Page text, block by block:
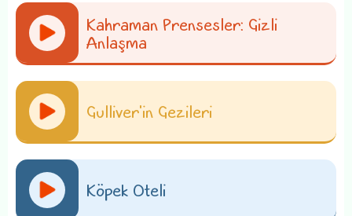
Kahraman Prensesler: Gizli
Anlaşma
Gulliver'in Gezileri
Köpek Oteli